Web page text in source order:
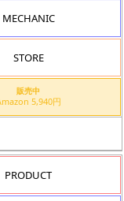
MECHANIC
STORE
販売中
Amazon 5,940円
PRODUCT